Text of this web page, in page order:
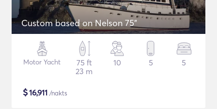
Custom based on Nelson 75"
Motor Yacht
75 ft
23 m
10 5 5
$16,911 /nakts